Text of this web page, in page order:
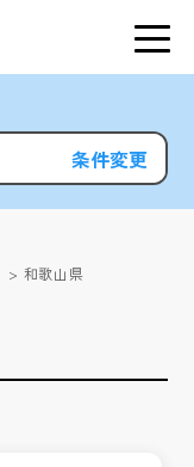
条件変更
> 和歌山県